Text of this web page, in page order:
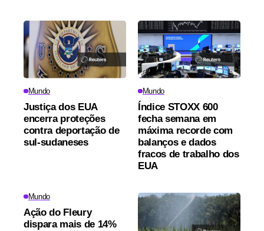
Mundo
Justiça dos EUA
encerra proteções
contra deportação de
sul-sudaneses
Mundo
Índice STOXX 600
fecha semana em
máxima recorde com
balanços e dados
fracos de trabalho dos
EUA
Mundo
Ação do Fleury
dispara mais de 14%